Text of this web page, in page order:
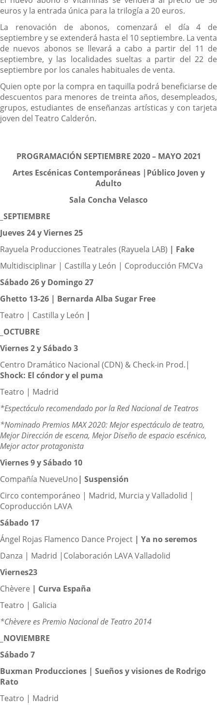
euros y la entrada única para la trilogía a 20 euros.
La renovación de abonos, comenzará el día 4 de
septiembre y se extenderá hasta el 10 septiembre. La venta
de nuevos abonos se llevará a cabo a partir del 11 de
septiembre, y las localidades sueltas a partir del 22 de
septiembre por los canales habituales de venta.
Quien opte por la compra en taquilla podrá beneficiarse de
descuentos para menores de treinta años, desempleados,
grupos, estudiantes de enseñanzas artísticas y con tarjeta
joven del Teatro Calderón.
PROGRAMACIÓN SEPTIEMBRE 2020 – MAYO 2021
Artes Escénicas Contemporáneas |Público Joven y
Adulto
Sala Concha Velasco
_SEPTIEMBRE
Jueves 24 y Viernes 25
Rayuela Producciones Teatrales (Rayuela LAB) | Fake
Multidisciplinar | Castilla y León | Coproducción FMCVa
Sábado 26 y Domingo 27
Ghetto 13-26 | Bernarda Alba Sugar Free
Teatro | Castilla y León |
_OCTUBRE
Viernes 2 y Sábado 3
Centro Dramático Nacional (CDN) & Check-in Prod.|
Shock: El cóndor y el puma
Teatro | Madrid
*Espectáculo recomendado por la Red Nacional de Teatros
*Nominado Premios MAX 2020: Mejor espectáculo de teatro,
Mejor Dirección de escena, Mejor Diseño de espacio escénico,
Mejor actor protagonista
Viernes 9 y Sábado 10
Compañía NueveUno| Suspensión
Circo contemporáneo | Madrid, Murcia y Valladolid |
Coproducción LAVA
Sábado 17
Ángel Rojas Flamenco Dance Project | Ya no seremos
Danza | Madrid |Colaboración LAVA Valladolid
Viernes23
Chèvere | Curva España
Teatro | Galicia
*Chèvere es Premio Nacional de Teatro 2014
_NOVIEMBRE
Sábado 7
Buxman Producciones | Sueños y visiones de Rodrigo
Rato
Teatro | Madrid